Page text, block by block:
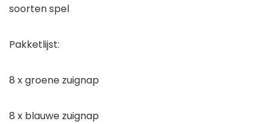
soorten spel
Pakketlijst:
8 x groene zuignap
8 x blauwe zuignap